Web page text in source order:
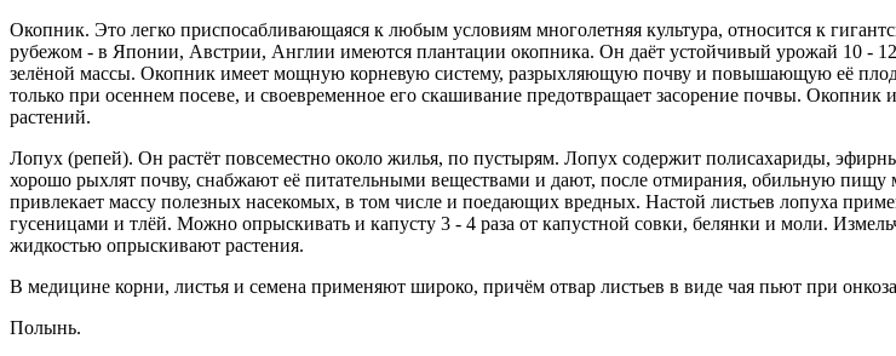
Окопник. Это легко приспосабливающаяся к любым условиям многолетняя культура, относится к
рубежом - в Японии, Австрии, Англии имеются плантации окопника. Он даёт устойчивый урожай 10 -
зелёной массы. Окопник имеет мощную корневую систему, разрыхляющую почву и повышающую её
только при осеннем посеве, и своевременное его скашивание предотвращает засорение почвы.
растений.
Лопух (репей). Он растёт повсеместно около жилья, по пустырям. Лопух содержит полисахариды,
хорошо рыхлят почву, снабжают её питательными веществами и дают, после отмирания, обильную
привлекает массу полезных насекомых, в том числе и поедающих вредных. Настой листьев лопуха
гусеницами и тлёй. Можно опрыскивать и капусту 3 - 4 раза от капустной совки, белянки и моли.
жидкостью опрыскивают растения.
В медицине корни, листья и семена применяют широко, причём отвар листьев в виде чая пьют при
Полынь.